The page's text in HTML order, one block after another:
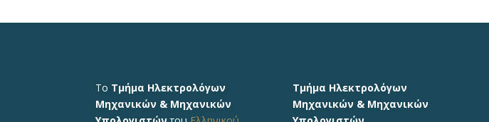
Το Τμήμα Ηλεκτρολόγων
Μηχανικών & Μηχανικών
Τμήμα Ηλεκτρολόγων
Μηχανικών & Μηχανικών